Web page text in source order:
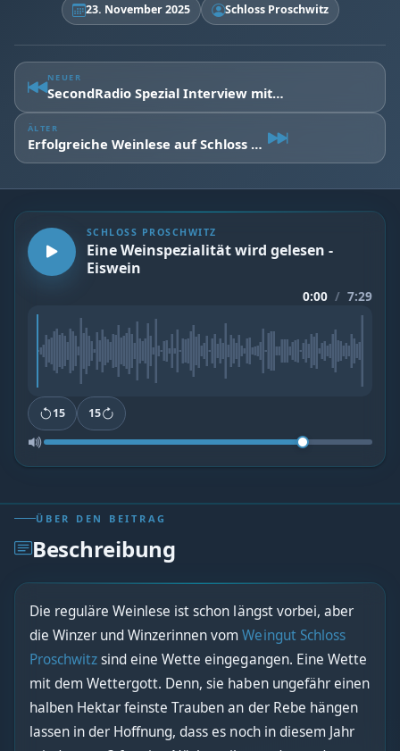
23. November 2025 Schloss Proschwitz
NEUER
SecondRadio Spezial Interview mit Matthias Forßbohm Präsident der Handwerkskammer zu Leipzig
ÄLTER
Erfolgreiche Weinlese auf Schloss Proschwitz | Starker Jahrgang 2025 mit Spitzenqualität
SCHLOSS PROSCHWITZ
Eine Weinspezialität wird gelesen -
Eiswein
0:00 / 7:29
15 15
ÜBER DEN BEITRAG
Beschreibung
Die reguläre Weinlese ist schon längst vorbei, aber
die Winzer und Winzerinnen vomWeingut Schloss
Proschwitzsind eine Wette eingegangen. Eine Wette
mit dem Wettergott. Denn, sie haben ungefähr einen
halben Hektar feinste Trauben an der Rebe hängen
lassen in der Hoffnung, dass es noch in diesem Jahr